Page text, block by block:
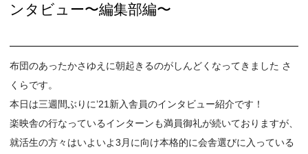
ンタビュー〜編集部編〜
布団のあったかさゆえに朝起きるのがしんどくなってきました さ
くらです。
本日は三週間ぶりにʼ21新⼊舎員のインタビュー紹介です！
楽映舎の行なっているインターンも満員御礼が続いておりますが、
就活生の方々はいよいよ3月に向け本格的に会舎選びに入っている